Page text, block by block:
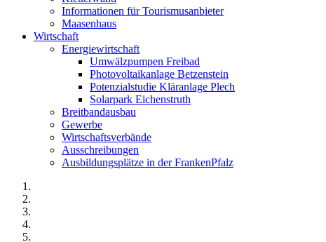
Informationen für Tourismusanbieter
Maasenhaus
Wirtschaft
Energiewirtschaft
Umwälzpumpen Freibad
Photovoltaikanlage Betzenstein
Potenzialstudie Kläranlage Plech
Solarpark Eichenstruth
Breitbandausbau
Gewerbe
Wirtschaftsverbände
Ausschreibungen
Ausbildungsplätze in der FrankenPfalz